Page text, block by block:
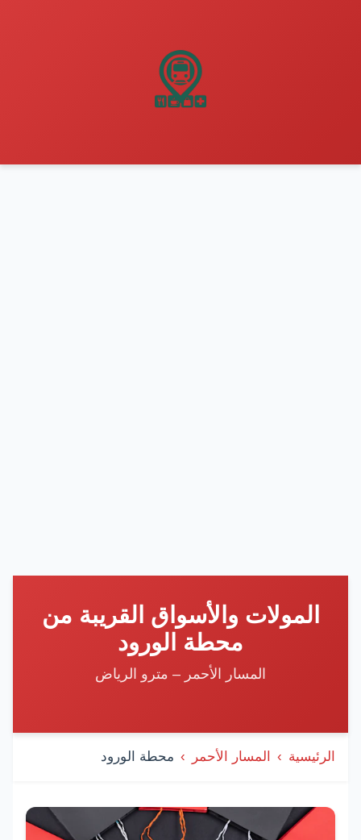
المولات والأسواق القريبة من
محطة الورود
المسار الأحمر – مترو الرياض
الرئيسية المسار الأحمر محطة الورود
قائمة المولات والأسواق